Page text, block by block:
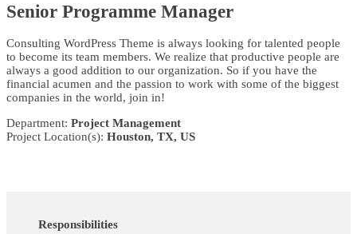
Senior Programme Manager
Consulting WordPress Theme is always looking for talented people
to become its team members. We realize that productive people are
always a good addition to our organization. So if you have the
financial acumen and the passion to work with some of the biggest
companies in the world, join in!
Department: Project Management
Project Location(s): Houston, TX, US
Responsibilities